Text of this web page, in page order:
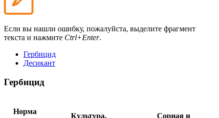
Если вы нашли ошибку, пожалуйста, выделите фрагмент
текста и нажмите Ctrl+Enter.
Гербицид
Десикант
Гербицид
Норма
Культура,
Сорная и